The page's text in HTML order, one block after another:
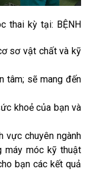
thai kỳ tại: BỆNH
sơ vật chất và kỹ
tâm; sẽ mang đến
khoẻ của bạn và
vực chuyên ngành
máy móc kỹ thuật
bạn các kết quả